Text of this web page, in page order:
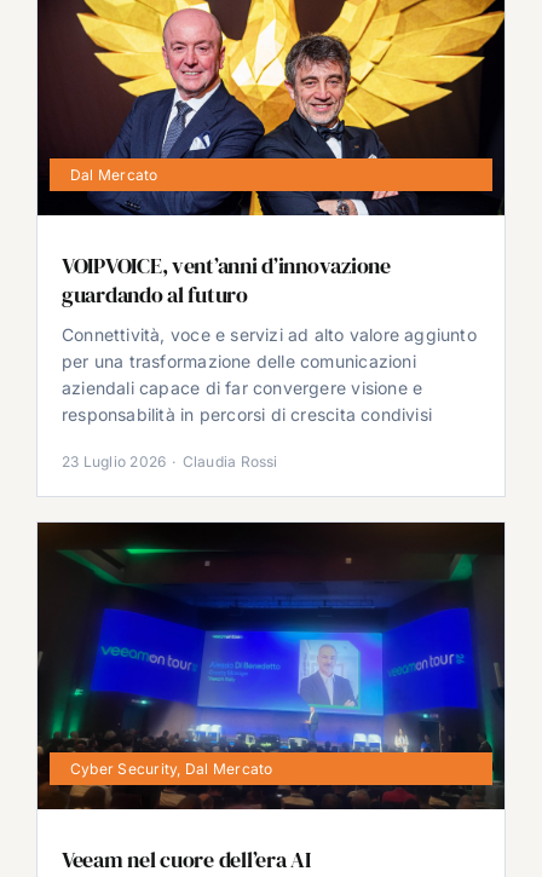
Dal Mercato
VOIPVOICE, vent’anni d’innovazione
guardando al futuro
Connettività, voce e servizi ad alto valore aggiunto
per una trasformazione delle comunicazioni
aziendali capace di far convergere visione e
responsabilità in percorsi di crescita condivisi
23 Luglio 2026 · Claudia Rossi
Cyber Security, Dal Mercato
Veeam nel cuore dell’era AI